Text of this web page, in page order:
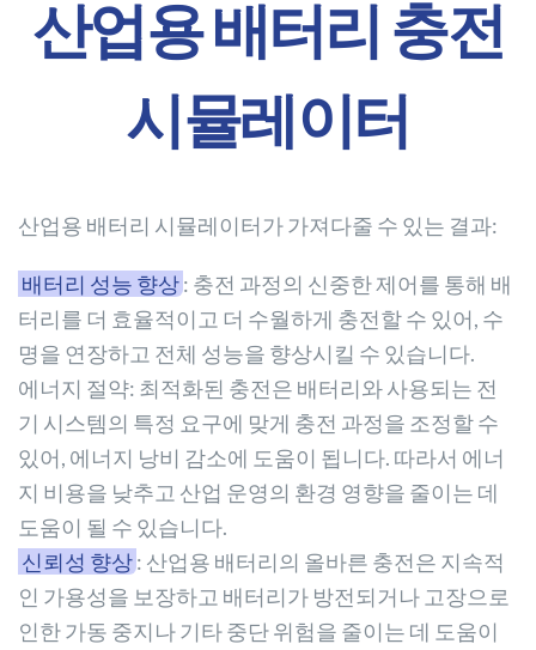
산업용 배터리 충전
시뮬레이터
산업용 배터리 시뮬레이터가 가져다줄 수 있는 결과:
배터리 성능 향상: 충전 과정의 신중한 제어를 통해 배
터리를 더 효율적이고 더 수월하게 충전할 수 있어, 수
명을 연장하고 전체 성능을 향상시킬 수 있습니다.
에너지 절약: 최적화된 충전은 배터리와 사용되는 전
기 시스템의 특정 요구에 맞게 충전 과정을 조정할 수
있어, 에너지 낭비 감소에 도움이 됩니다. 따라서 에너
지 비용을 낮추고 산업 운영의 환경 영향을 줄이는 데
도움이 될 수 있습니다.
신뢰성 향상: 산업용 배터리의 올바른 충전은 지속적
인 가용성을 보장하고 배터리가 방전되거나 고장으로
인한 가동 중지나 기타 중단 위험을 줄이는 데 도움이